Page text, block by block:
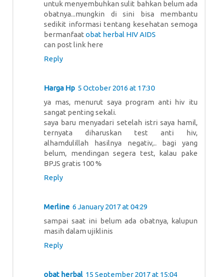
untuk menyembuhkan sulit bahkan belum ada
obatnya...mungkin di sini bisa membantu
sedikit informasi tentang kesehatan semoga
bermanfaat obat herbal HIV AIDS
can post link here
Reply
Harga Hp 5 October 2016 at 17:30
ya mas, menurut saya program anti hiv itu
sangat penting sekali.
saya baru menyadari setelah istri saya hamil,
ternyata diharuskan test anti hiv,
alhamdulillah hasilnya negativ,.. bagi yang
belum, mendingan segera test, kalau pake
BPJS gratis 100 %
Reply
Merline 6 January 2017 at 04:29
sampai saat ini belum ada obatnya, kalupun
masih dalam ujiklinis
Reply
obat herbal 15 September 2017 at 15:04